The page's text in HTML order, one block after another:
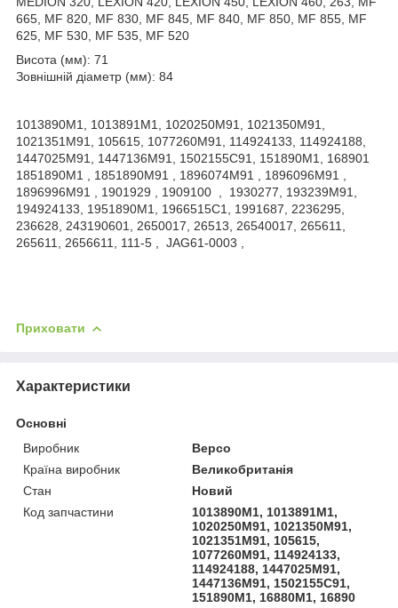
665, MF 820, MF 830, MF 845, MF 840, MF 850, MF 855, MF
625, MF 530, MF 535, MF 520
Висота (мм): 71
Зовнішній діаметр (мм): 84
1013890M1, 1013891M1, 1020250M91, 1021350M91,
1021351M91, 105615, 1077260M91, 114924133, 114924188,
1447025M91, 1447136M91, 1502155C91, 151890M1, 168901
1851890M1 , 1851890M91 , 1896074M91 , 1896096M91 ,
1896996M91 , 1901929 , 1909100 , 1930277, 193239M91,
194924133, 1951890M1, 1966515C1, 1991687, 2236295,
236628, 243190601, 2650017, 26513, 26540017, 265611,
265611, 2656611, 111-5 , JAG61-0003 ,
Приховати
Характеристики
Основні
Виробник
Bepco
Країна виробник
Великобританія
Стан
Новий
Код запчастини
1013890M1, 1013891M1,
1020250M91, 1021350M91,
1021351M91, 105615,
1077260M91, 114924133,
114924188, 1447025M91,
1447136M91, 1502155C91,
151890M1, 16880M1, 16890